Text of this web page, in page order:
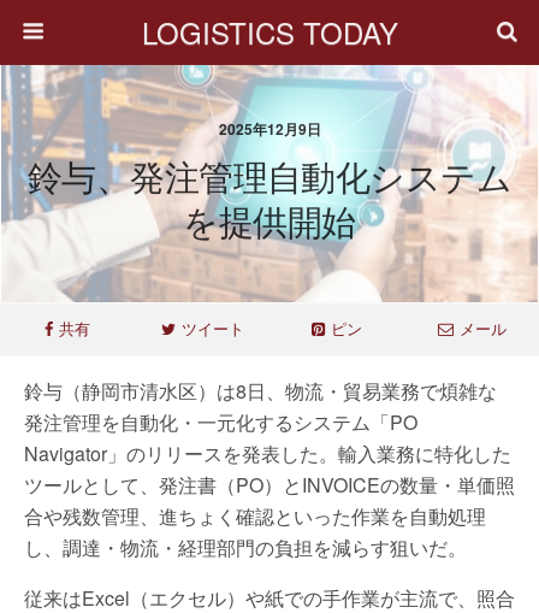
LOGISTICS TODAY
2025年12月9日
鈴与、発注管理自動化システム
を提供開始
共有 ツイート ピン メール
鈴与（静岡市清水区）は8日、物流・貿易業務で煩雑な
発注管理を自動化・一元化するシステム「PO
Navigator」のリリースを発表した。輸入業務に特化した
ツールとして、発注書（PO）とINVOICEの数量・単価照
合や残数管理、進ちょく確認といった作業を自動処理
し、調達・物流・経理部門の負担を減らす狙いだ。
従来はExcel（エクセル）や紙での手作業が主流で、照合